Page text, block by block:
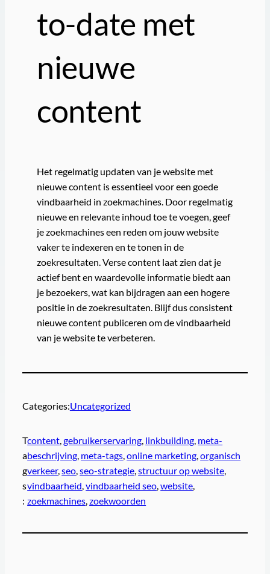
to-date met
nieuwe
content
Het regelmatig updaten van je website met
nieuwe content is essentieel voor een goede
vindbaarheid in zoekmachines. Door regelmatig
nieuwe en relevante inhoud toe te voegen, geef
je zoekmachines een reden om jouw website
vaker te indexeren en te tonen in de
zoekresultaten. Verse content laat zien dat je
actief bent en waardevolle informatie biedt aan
je bezoekers, wat kan bijdragen aan een hogere
positie in de zoekresultaten. Blijf dus consistent
nieuwe content publiceren om de vindbaarheid
van je website te verbeteren.
Categories:Uncategorized
T
a
g
s
:
content, gebruikerservaring, linkbuilding, meta-
beschrijving, meta-tags, online marketing, organisch
verkeer, seo, seo-strategie, structuur op website
vindbaarheid, vindbaarheid seo, website
zoekmachines, zoekwoorden